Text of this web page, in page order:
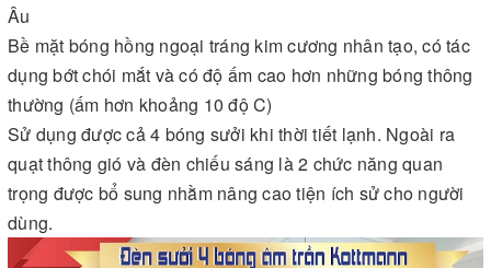
Âu
Bề mặt bóng hồng ngoại tráng kim cương nhân tạo, có tác
dụng bớt chói mắt và có độ ấm cao hơn những bóng thông
thường (ấm hơn khoảng 10 độ C)
Sử dụng được cả 4 bóng sưởi khi thời tiết lạnh. Ngoài ra
quạt thông gió và đèn chiếu sáng là 2 chức năng quan
trọng được bổ sung nhằm nâng cao tiện ích sử cho người
dùng.